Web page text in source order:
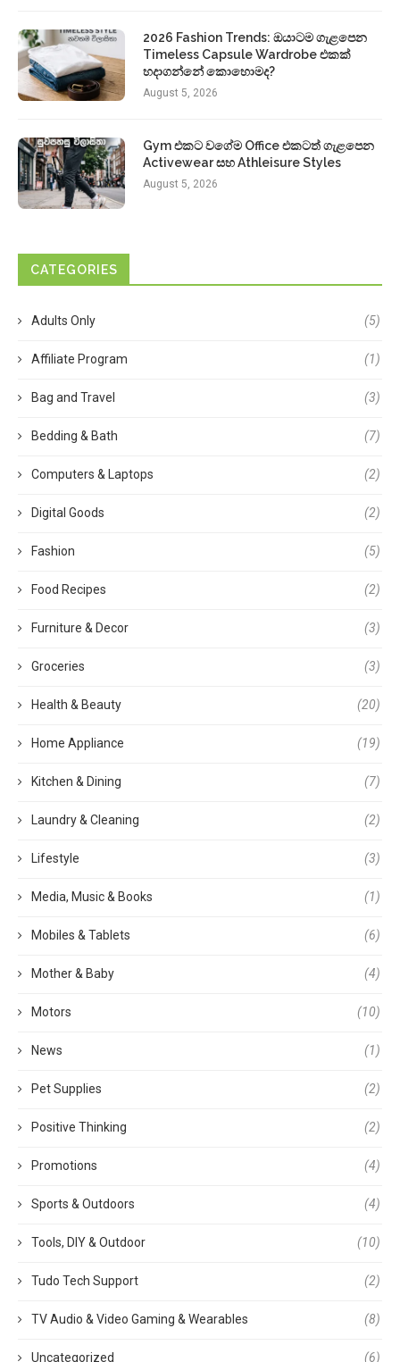
2026 Fashion Trends: ඔයාටම ගැළපෙන
Timeless Capsule Wardrobe එකක්
හදාගන්නේ කොහොමද?
August 5, 2026
Gym එකට වගේම Office එකටත් ගැළපෙන
Activewear සහ Athleisure Styles
August 5, 2026
CATEGORIES
Adults Only (5)
Affiliate Program (1)
Bag and Travel (3)
Bedding & Bath (7)
Computers & Laptops (2)
Digital Goods (2)
Fashion (5)
Food Recipes (2)
Furniture & Decor (3)
Groceries (3)
Health & Beauty (20)
Home Appliance (19)
Kitchen & Dining (7)
Laundry & Cleaning (2)
Lifestyle (3)
Media, Music & Books (1)
Mobiles & Tablets (6)
Mother & Baby (4)
Motors (10)
News (1)
Pet Supplies (2)
Positive Thinking (2)
Promotions (4)
Sports & Outdoors (4)
Tools, DIY & Outdoor (10)
Tudo Tech Support (2)
TV Audio & Video Gaming & Wearables (8)
Uncategorized (6)